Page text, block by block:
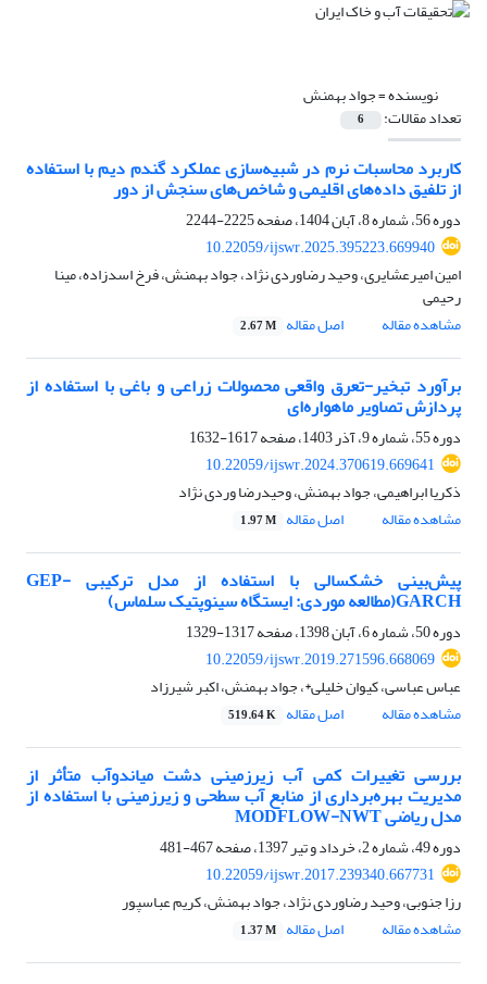
نویسنده =جواد بهمنش
تعداد مقالات: 6
کاربرد محاسبات نرم در شبیه‌سازی عملکرد گندم دیم با استفاده
از تلفیق داده‌های اقلیمی و شاخص‌های سنجش ‌از دور
دوره 56، شماره 8، آبان 1404، صفحه
2225-2244
10.22059/ijswr.2025.395223.669940
امین امیرعشایری، وحید رضاوردی نژاد، جواد بهمنش، فرخ اسدزاده، مینا
رحیمی
مشاهده مقاله
اصل مقاله 2.67 M
برآورد تبخیر-تعرق واقعی محصولات زراعی و باغی با استفاده از
پردازش تصاویر ماهواره‌ای
دوره 55، شماره 9، آذر 1403، صفحه
1617-1632
10.22059/ijswr.2024.370619.669641
ذکریا ابراهیمی، جواد بهمنش، وحیدرضا وردی نژاد
مشاهده مقاله
اصل مقاله 1.97 M
پیش‌بینی خشکسالی با استفاده از مدل ترکیبی GEP-
GARCH(مطالعه موردی: ایستگاه سینوپتیک سلماس)
دوره 50، شماره 6، آبان 1398، صفحه
1317-1329
10.22059/ijswr.2019.271596.668069
عباس عباسی، کیوان خلیلی*، جواد بهمنش، اکبر شیرزاد
مشاهده مقاله
اصل مقاله 519.64 K
بررسی تغییرات کمی آب زیرزمینی دشت میاندوآب متأثر از
مدیریت بهره‌برداری از منابع آب سطحی و زیرزمینی با استفاده از
مدل ریاضی MODFLOW-NWT
دوره 49، شماره 2، خرداد و تیر 1397، صفحه
467-481
10.22059/ijswr.2017.239340.667731
رزا جنوبی، وحید رضاوردی نژاد، جواد بهمنش، کریم عباسپور
مشاهده مقاله
اصل مقاله 1.37 M